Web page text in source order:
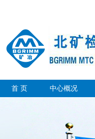
首 页 中心概况